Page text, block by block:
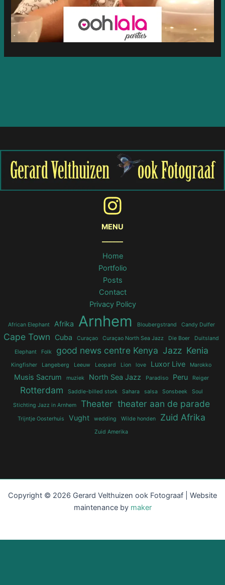
MENU
Home
Portfolio
Posts
Contact
Privacy Policy
African Elephant Afrika Arnhem Bloubergstrand Candy Dulfer
Cape Town Cuba Curaçao Curaçao North Sea Jazz Die Boer Duitsland
Elephant Folk good news centre Kenya Jazz Kenia
Kingfisher Langeberg Leeuw Leopard Lion love Luxor Live Marokko
Musis Sacrum muziek North Sea Jazz Paradiso Peru Reiger
Rotterdam Saddle-billed stork Sahara salsa Sonsbeek Soul
Stichting Jazz in Arnhem Theater theater aan de parade
Trijntje Oosterhuis Vught wedding Wilde honden Zuid Afrika
Zuid Amerika
Copyright © 2026 Gerard Velthuizen ook Fotograaf | Website
maintenance by maker